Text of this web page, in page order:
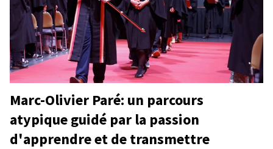
Marc-Olivier Paré: un parcours
atypique guidé par la passion
d'apprendre et de transmettre